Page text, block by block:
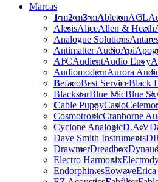
Marcas
1m2m3mAbletonACL
AlesisAliceAllen & Heath
Analogue Solutions
Antimatter AudioApi
ATCAudientAudio Envy
AudiomodernAurora
BefacoBest ServiceBlack
BlackstarBlue MicBlue
Cable PuppyCasio
CosmotronicCranborne
Cyclone AnalogicD.A.V
Dave Smith Instruments
DrawmerDreadbox
Electro Harmonix
Endorphin.esEowaveErica